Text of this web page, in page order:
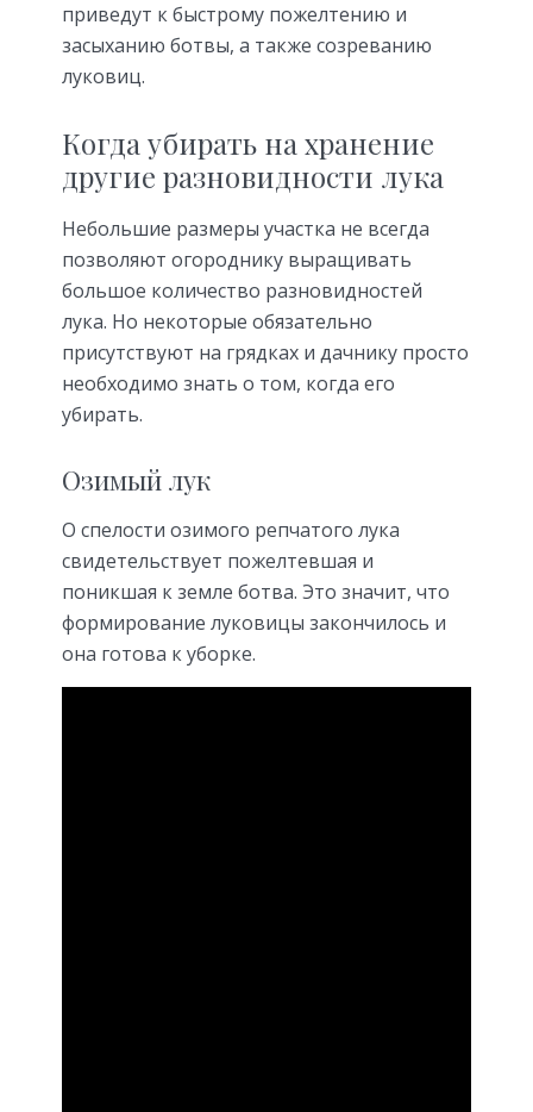
приведут к быстрому пожелтению и
засыханию ботвы, а также созреванию
луковиц.
Когда убирать на хранение
другие разновидности лука
Небольшие размеры участка не всегда
позволяют огороднику выращивать
большое количество разновидностей
лука. Но некоторые обязательно
присутствуют на грядках и дачнику просто
необходимо знать о том, когда его
убирать.
Озимый лук
О спелости озимого репчатого лука
свидетельствует пожелтевшая и
поникшая к земле ботва. Это значит, что
формирование луковицы закончилось и
она готова к уборке.